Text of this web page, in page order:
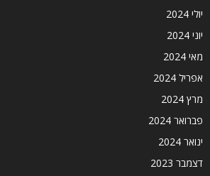
יולי 2024
יוני 2024
מאי 2024
אפריל 2024
מרץ 2024
פברואר 2024
ינואר 2024
דצמבר 2023